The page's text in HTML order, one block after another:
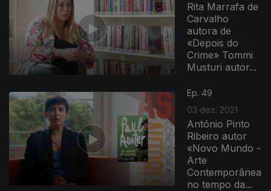
Rita Marrafa de
Carvalho
autora de
«Depois do
Crime» Tommi
Musturi autor...
Ep. 49
03 dez. 2021
António Pinto
Ribeiro autor
«Novo Mundo -
Arte
Contemporânea
no tempo da...